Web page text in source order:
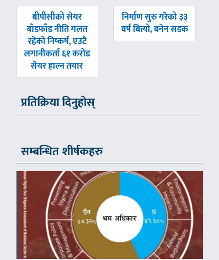
पछिल्लाे
-
बीपीसीको सेयर
बाँडफाँड नीति गलत
रहेको निष्कर्ष, एउटै
लगानीकर्ता ६१ करोड
सेयर हाल्न तयार
अघिल्लाे
-
निर्माण सुरु गरेको ३३
वर्ष बित्यो, बनेन सडक
प्रतिक्रिया दिनुहोस्
सम्बन्धित शीर्षकहरु